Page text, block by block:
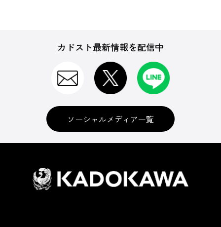
カドスト最新情報を配信中
ソーシャルメディア一覧